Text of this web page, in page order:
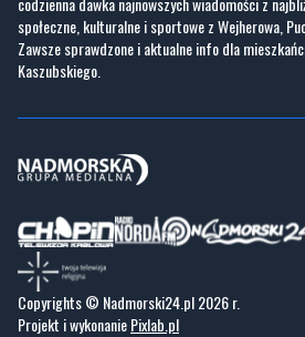
Copyrights © Nadmorski24.pl 2026 r.
Projekt i wykonaniePixlab.pl